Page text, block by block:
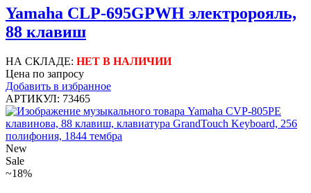
Yamaha CLP-695GPWH электророяль,
88 клавиш
НА СКЛАДЕ: НЕТ В НАЛИЧИИ
Цена по запросу
Добавить в избранное
АРТИКУЛ: 73465
New
Sale
~18%